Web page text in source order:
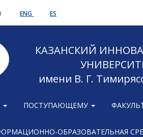
ENG ES
КАЗАНСКИЙ
имени В. Г.
ПОСТУПАЮЩЕМУ
ОБРАЗОВАТЕЛЬНАЯ